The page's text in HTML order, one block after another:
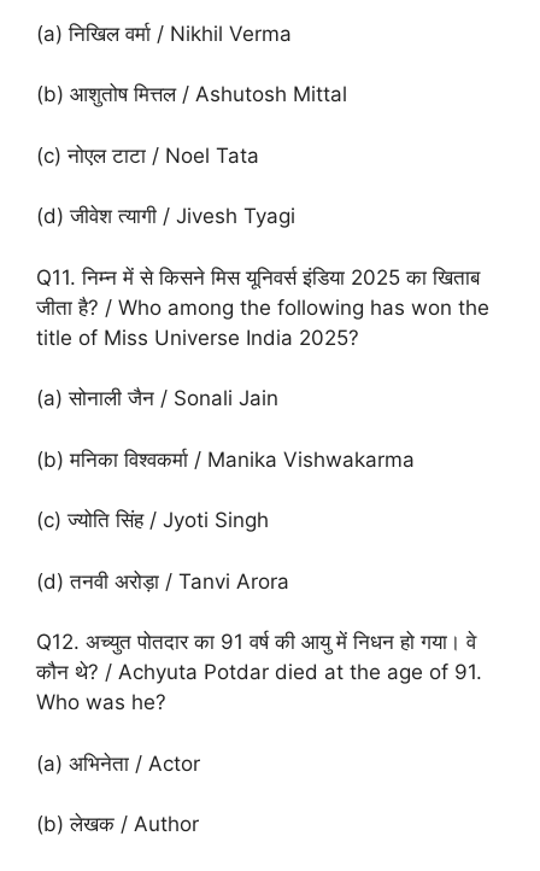
(a) निखिल वर्मा / Nikhil Verma
(b) आशुतोष मित्तल / Ashutosh Mittal
(c) नोएल टाटा / Noel Tata
(d) जीवेश त्यागी / Jivesh Tyagi
Q11. निम्न में से किसने मिस यूनिवर्स इंडिया 2025 का खिताब
जीता है? / Who among the following has won the
title of Miss Universe India 2025?
(a) सोनाली जैन / Sonali Jain
(b) मनिका विश्वकर्मा / Manika Vishwakarma
(c) ज्योति सिंह / Jyoti Singh
(d) तनवी अरोड़ा / Tanvi Arora
Q12. अच्युत पोतदार का 91 वर्ष की आयु में निधन हो गया। वे
कौन थे? / Achyuta Potdar died at the age of 91.
Who was he?
(a) अभिनेता / Actor
(b) लेखक / Author